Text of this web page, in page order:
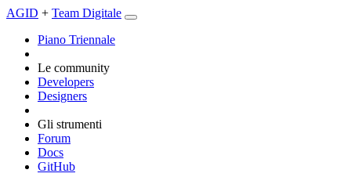
AGID + Team Digitale
Piano Triennale
Le community
Developers
Designers
Gli strumenti
Forum
Docs
GitHub